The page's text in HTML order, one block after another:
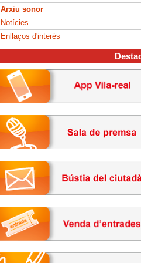
Arxiu sonor
Notícies
Enllaços d'interés